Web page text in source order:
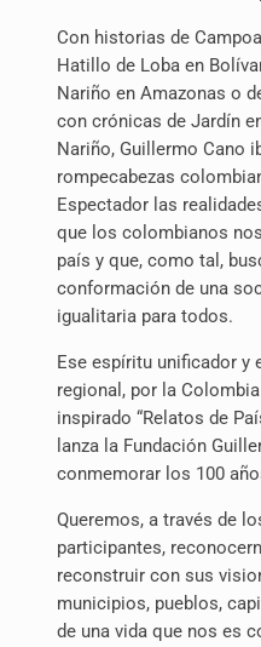
Con historias de
Hatillo de Loba en
Nariño en Amazonas o
con crónicas de Jardín
Nariño, Guillermo Cano
rompecabezas
Espectador las
que los colombianos
país y que, como tal,
conformación de una
igualitaria para todos.
Ese espíritu unificador y
regional, por la
inspirado “Relatos de
lanza la Fundación
conmemorar los 100
Queremos, a través de
participantes,
reconstruir con sus
municipios, pueblos,
de una vida que nos es